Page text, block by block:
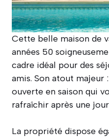
Cette belle maison de
années 50
cadre idéal pour des
amis. Son atout
ouverte en saison qui
rafraîchir après une
La propriété dispose